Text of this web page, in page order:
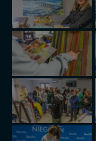
Bezpieczeństwo
priorytetowe,
zmieniać
nas bezpieczne,
intencji, zawsze
informacji
Klikając znak X
wyrażasz zgodę
Nasz serwis nie
Twoich danych
trzecim.